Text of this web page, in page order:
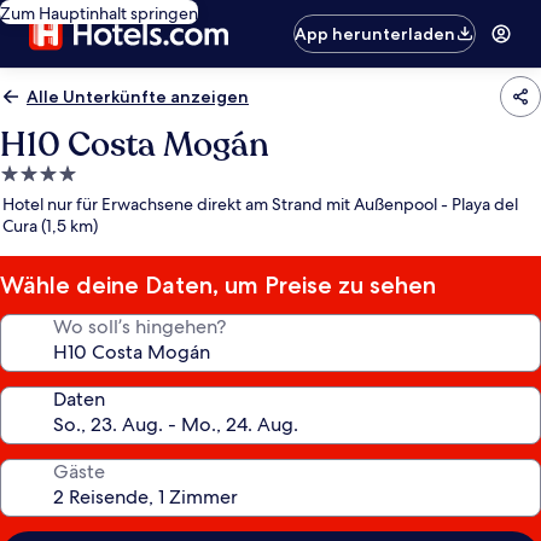
Zum Hauptinhalt springen
App herunterladen
Alle Unterkünfte anzeigen
H10 Costa Mogán
4.0-
Sterne-
Unterkunft
Hotel nur für Erwachsene direkt am Strand mit Außenpool - Playa del
Cura (1,5 km)
Wähle deine Daten, um Preise zu sehen
Wo soll’s hingehen?
Daten
Gäste